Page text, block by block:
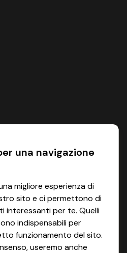
di
IVA
COOP.
una navigazione
migliore esperienza di
sito e ci permettono di
interessanti per te. Quelli
indispensabili per
funzionamento del sito.
useremo anche